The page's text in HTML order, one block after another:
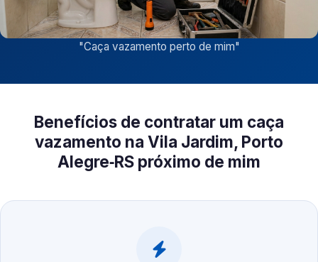
"Caça vazamento perto de mim"
Benefícios de contratar um caça
vazamento na Vila Jardim, Porto
Alegre‑RS próximo de mim